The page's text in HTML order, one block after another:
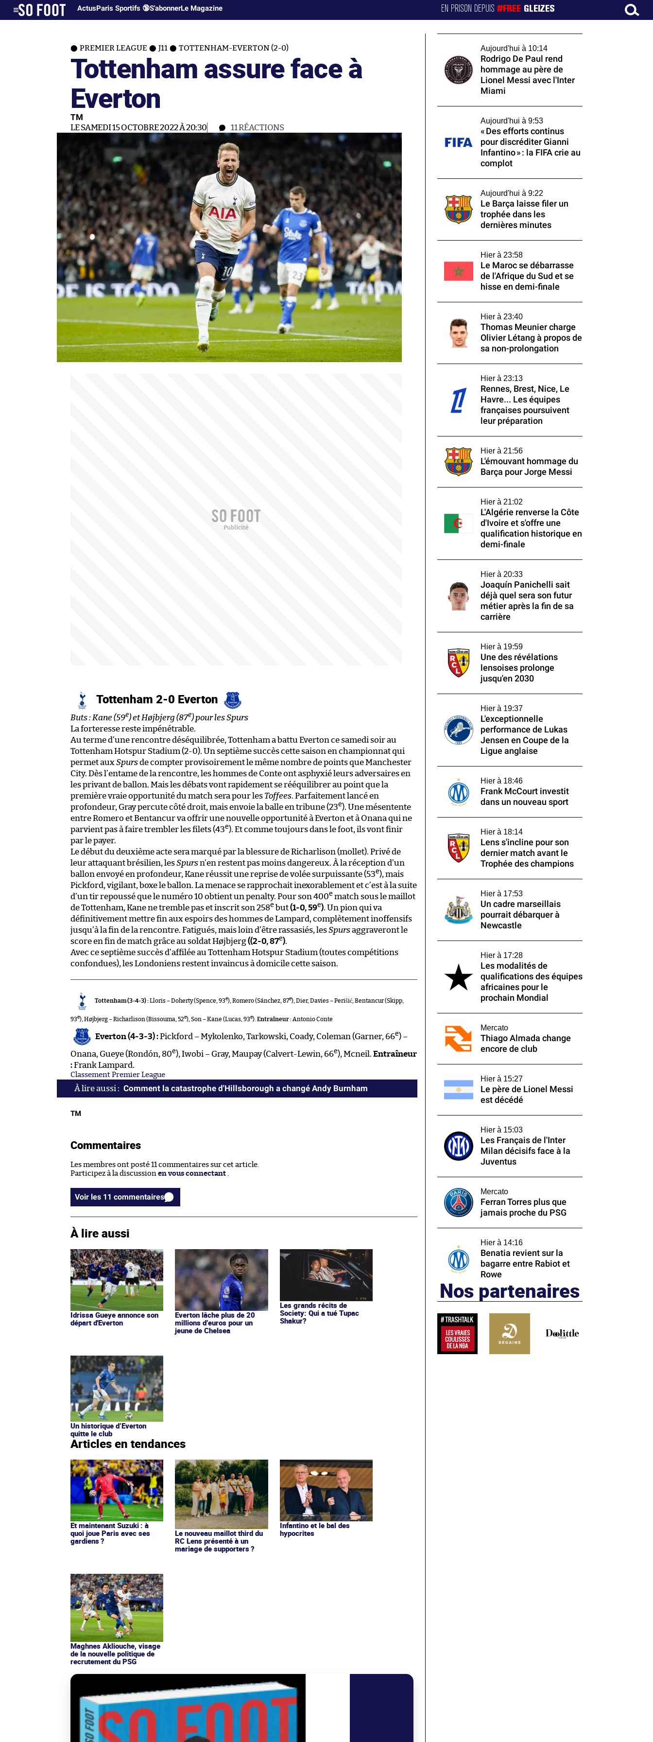
ActusParis Sportifs 🔞S'abonnerLe Magazine EN PRISON DEPUIS#FREE GLEIZES
PREMIER LEAGUE J11 TOTTENHAM-EVERTON (2-0)
Tottenham assure face à
Everton
TM
LE SAMEDI 15 OCTOBRE 2022 À 20:30 11RÉACTIONS
Tottenham 2-0 Everton
Buts : Kane (59e) et Højbjerg (87e) pour les Spurs
La forteresse reste impénétrable.
Au terme d’une rencontre déséquilibrée, Tottenham a battu Everton ce samedi soir au
Tottenham Hotspur Stadium (2-0). Un septième succès cette saison en championnat qui
permet aux Spursde compter provisoirement le même nombre de points que Manchester
City. Dès l’entame de la rencontre, les hommes de Conte ont asphyxié leurs adversaires en
les privant de ballon. Mais les débats vont rapidement se rééquilibrer au point que la
première vraie opportunité du match sera pour les Toffees. Parfaitement lancé en
profondeur, Gray percute côté droit, mais envoie la balle en tribune (23e). Une mésentente
entre Romero et Bentancur va offrir une nouvelle opportunité à Everton et à Onana qui ne
parvient pas à faire trembler les filets (43e). Et comme toujours dans le foot, ils vont finir
par le payer.
Le début du deuxième acte sera marqué par la blessure de Richarlison (mollet). Privé de
leur attaquant brésilien, lesSpursn’en restent pas moins dangereux. À la réception d’un
ballon envoyé en profondeur, Kane réussit une reprise de volée surpuissante (53e), mais
Pickford, vigilant, boxe le ballon. La menace se rapprochait inexorablement et c’est à la suite
d’un tir repoussé que le numéro 10 obtient un penalty. Pour son 400e match sous le maillot
de Tottenham, Kane ne tremble pas et inscrit son 258e but(1-0, 59e). Un pion qui va
définitivement mettre fin aux espoirs des hommes de Lampard, complètement inoffensifs
jusqu’à la fin de la rencontre. Fatigués, mais loin d’être rassasiés, lesSpursaggraveront le
score en fin de match grâce au soldat Højbjerg ((2-0, 87e).
Avec ce septième succès d’affilée au Tottenham Hotspur Stadium (toutes compétitions
confondues), les Londoniens restent invaincus à domicile cette saison.
Tottenham (3-4-3) :Lloris – Doherty (Spence, 93e), Romero (Sánchez, 87e), Dier, Davies – Perišić, Bentancur (Skipp,
93e), Højbjerg – Richarlison (Bissouma, 52e), Son – Kane (Lucas, 93e). Entraîneur : Antonio Conte
Everton (4-3-3) :Pickford – Mykolenko, Tarkowski, Coady, Coleman (Garner, 66e) –
Onana, Gueye (Rondón, 80e), Iwobi – Gray, Maupay (Calvert-Lewin, 66e), Mcneil. Entraîneur
:Frank Lampard.
Classement Premier League
Comment la catastrophe d'Hillsborough a changé Andy Burnham
TM
Commentaires
Les membres ont posté 11 commentaires sur cet article.
Participez à la discussion en vous connectant .
Voir les 11 commentaires
À lire aussi
Idrissa Gueye annonce son
départ d'Everton
Everton lâche plus de 20
millions d’euros pour un
jeune de Chelsea
Les grands récits de
Society: Qui a tué Tupac
Shakur?
Un historique d’Everton
quitte le club
Articles en tendances
Et maintenant Suzuki : à
quoi joue Paris avec ses
gardiens ?
Le nouveau maillot third du
RC Lens présenté à un
mariage de supporters ?
Infantino et le bal des
hypocrites
Maghnes Akliouche, visage
de la nouvelle politique de
recrutement du PSG
Aujourd'hui à 10:14
Rodrigo De Paul rend
hommage au père de
Lionel Messi avec l'Inter
Miami
Aujourd'hui à 9:53
« Des efforts continus
pour discréditer Gianni
Infantino » : la FIFA crie au
complot
Aujourd'hui à 9:22
Le Barça laisse filer un
trophée dans les
dernières minutes
Hier à 23:58
Le Maroc se débarrasse
de l'Afrique du Sud et se
hisse en demi-finale
Hier à 23:40
Thomas Meunier charge
Olivier Létang à propos de
sa non-prolongation
Hier à 23:13
Rennes, Brest, Nice, Le
Havre... Les équipes
françaises poursuivent
leur préparation
Hier à 21:56
L'émouvant hommage du
Barça pour Jorge Messi
Hier à 21:02
L'Algérie renverse la Côte
d'Ivoire et s'offre une
qualification historique en
demi-finale
Hier à 20:33
Joaquín Panichelli sait
déjà quel sera son futur
métier après la fin de sa
carrière
Hier à 19:59
Une des révélations
lensoises prolonge
jusqu'en 2030
Hier à 19:37
L'exceptionnelle
performance de Lukas
Jensen en Coupe de la
Ligue anglaise
Hier à 18:46
Frank McCourt investit
dans un nouveau sport
Hier à 18:14
Lens s'incline pour son
dernier match avant le
Trophée des champions
Hier à 17:53
Un cadre marseillais
pourrait débarquer à
Newcastle
Hier à 17:28
Les modalités de
qualifications des équipes
africaines pour le
prochain Mondial
Mercato
Thiago Almada change
encore de club
Hier à 15:27
Le père de Lionel Messi
est décédé
Hier à 15:03
Les Français de l'Inter
Milan décisifs face à la
Juventus
Mercato
Ferran Torres plus que
jamais proche du PSG
Hier à 14:16
Benatia revient sur la
bagarre entre Rabiot et
Rowe
Nos partenaires